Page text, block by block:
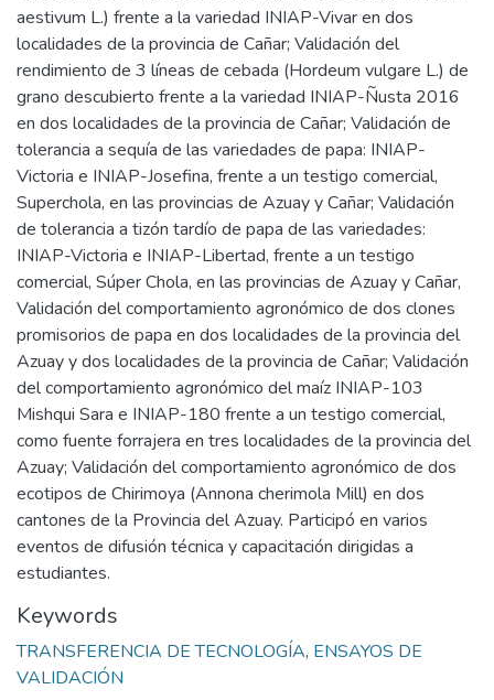
aestivum L.) frente a la variedad INIAP-Vivar en dos
localidades de la provincia de Cañar; Validación del
rendimiento de 3 líneas de cebada (Hordeum vulgare L.) de
grano descubierto frente a la variedad INIAP-Ñusta 2016
en dos localidades de la provincia de Cañar; Validación de
tolerancia a sequía de las variedades de papa: INIAP-
Victoria e INIAP-Josefina, frente a un testigo comercial,
Superchola, en las provincias de Azuay y Cañar; Validación
de tolerancia a tizón tardío de papa de las variedades:
INIAP-Victoria e INIAP-Libertad, frente a un testigo
comercial, Súper Chola, en las provincias de Azuay y Cañar,
Validación del comportamiento agronómico de dos clones
promisorios de papa en dos localidades de la provincia del
Azuay y dos localidades de la provincia de Cañar; Validación
del comportamiento agronómico del maíz INIAP-103
Mishqui Sara e INIAP-180 frente a un testigo comercial,
como fuente forrajera en tres localidades de la provincia del
Azuay; Validación del comportamiento agronómico de dos
ecotipos de Chirimoya (Annona cherimola Mill) en dos
cantones de la Provincia del Azuay. Participó en varios
eventos de difusión técnica y capacitación dirigidas a
estudiantes.
Keywords
TRANSFERENCIA DE TECNOLOGÍA, ENSAYOS DE
VALIDACIÓN